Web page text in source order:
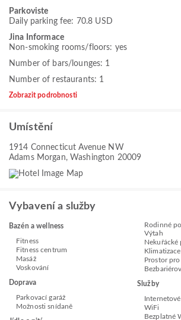
Parkoviste
Daily parking fee: 70.8 USD
Jina Informace
Non-smoking rooms/floors: yes
Number of bars/lounges: 1
Number of restaurants: 1
Zobrazit podrobnosti
Umístění
1914 Connecticut Avenue NW
Adams Morgan, Washington 20009
Vybavení a služby
Bazén a wellness
Fitness
Fitness centrum
Masáž
Voskování
Doprava
Parkovací garáž
Možnosti snídaně
Rodinné
Výtah
Nekuřácké
Klimatizace
Prostor
Služby
WiFi
Bezplatné